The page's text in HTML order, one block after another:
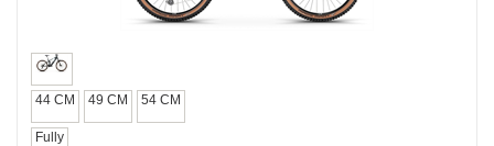
44 CM 49 CM 54 CM
Fully